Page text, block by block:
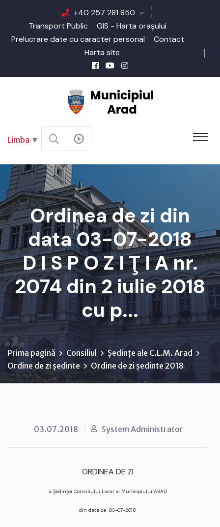
+40 257 281 850
Transport Public
GIS - Harta orașului
Prelucrare date cu caracter personal
Contact
Harta site
Limba ▼
Ordinea de zi din
data 03-07-2018
D I S P O Z I Ţ I A nr.
2074 din 2 iulie 2018
cu p...
Prima pagină Consiliul
Ședințe ale C.L.M. Arad
Ordine de zi ședinte
Ordine de zi ședinte 2018
03.07.2018 System Administrator
ORDINEA DE ZI
a Şedinţei Consiliului Local al Municipiului ARAD
din data de 03-07-2018